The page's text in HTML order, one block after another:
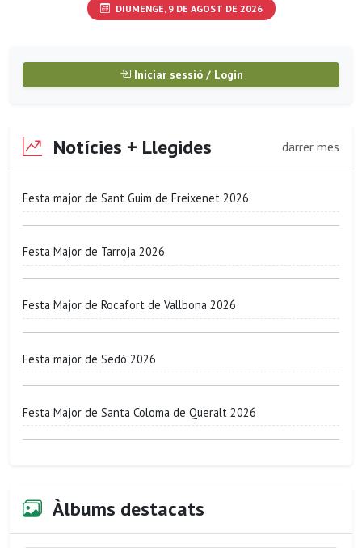
DIUMENGE, 9 DE AGOST DE 2026
Iniciar sessió / Login
Notícies + Llegides darrer mes
Festa major de Sant Guim de Freixenet 2026
Festa Major de Tarroja 2026
Festa Major de Rocafort de Vallbona 2026
Festa major de Sedó 2026
Festa Major de Santa Coloma de Queralt 2026
Àlbums destacats